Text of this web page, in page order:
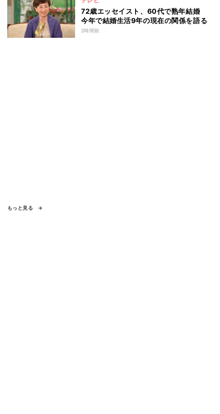
72歳エッセイスト、60代で熟年結婚
今年で結婚生活9年の現在の関係を語る
2時間前
もっと見る